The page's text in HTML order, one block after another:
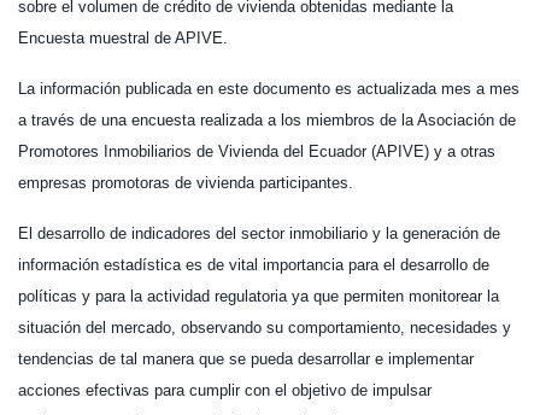
sobre el volumen de crédito de vivienda obtenidas mediante la
Encuesta muestral de APIVE.
La información publicada en este documento es actualizada mes a mes
a través de una encuesta realizada a los miembros de la Asociación de
Promotores Inmobiliarios de Vivienda del Ecuador (APIVE) y a otras
empresas promotoras de vivienda participantes.
El desarrollo de indicadores del sector inmobiliario y la generación de
información estadística es de vital importancia para el desarrollo de
políticas y para la actividad regulatoria ya que permiten monitorear la
situación del mercado, observando su comportamiento, necesidades y
tendencias de tal manera que se pueda desarrollar e implementar
acciones efectivas para cumplir con el objetivo de impulsar